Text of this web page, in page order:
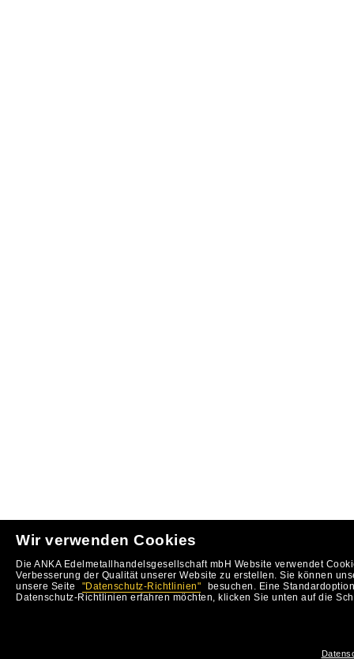
Wir verwenden Cookies
Die ANKA Edelmetallhandelsgesellschaft mbH Website verwendet
Verbesserung der Qualität unserer Website zu erstellen. Sie können
unsere Seite
"Datenschutz-Richtlinien"
besuchen. Eine
Datenschutz-Richtlinien erfahren möchten, klicken Sie unten auf die